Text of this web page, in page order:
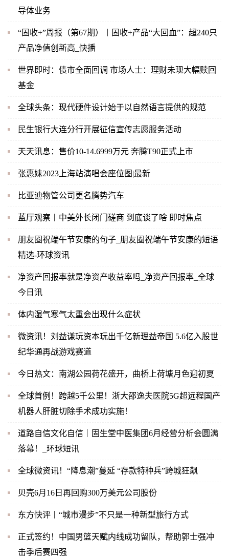
导体业务
“固收+”周报（第67期）丨固收+产品“大回血”：超240只
产品净值创新高_快播
世界即时：债市全面回调 市场人士：理财未现大幅赎回
基金
全球头条：现代硬件设计始于以自然语言提供的规范
民生银行大连分行开展征信宣传志愿服务活动
天天讯息：售价10-14.6999万元 奔腾T90正式上市
张惠妹2023上海站演唱会座位图|最新
比亚迪物管公司更名腾势汽车
蓝厅观察丨中美外长闭门磋商 到底谈了啥 即时焦点
朋友圈祝端午节安康的句子_朋友圈祝端午节安康的短语
精选-环球资讯
净资产回报率就是净资产收益率吗_净资产回报率_全球
今日讯
体内湿气寒气太重会出现什么症状
微资讯！刘益谦玩资本玩出千亿新理益帝国 5.6亿入股世
纪华通再战游戏赛道
今日热文：南湖公园荷花盛开，曲桥上荷塘月色迎初夏
全球首例！跨越5千公里！浙大邵逸夫医院5G超远程国产
机器人肝脏切除手术成功实施！
道路自信文化自信｜固生堂中医集团6月经营分析会圆满
落幕！_环球短讯
全球微资讯！“降息潮”蔓延 “存款特种兵”跨城狂飙
贝壳6月16日再回购300万美元公司股份
东方快评丨“城市漫步”不只是一种新型旅行方式
正式签约！中国男篮天赋内线成功留队，帮助郭士强冲
击季后赛四强